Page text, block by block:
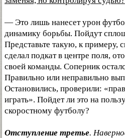
— Это лишь нанесет урон
динамику борьбы. Пойдут
Представьте такую, к примеру,
сделал подкат в центре поля,
своей команды. Соперник
Правильно или неправильно
Остановились, проверили:
играть». Пойдет ли это на
скоростному футболу?
Отступление третье.